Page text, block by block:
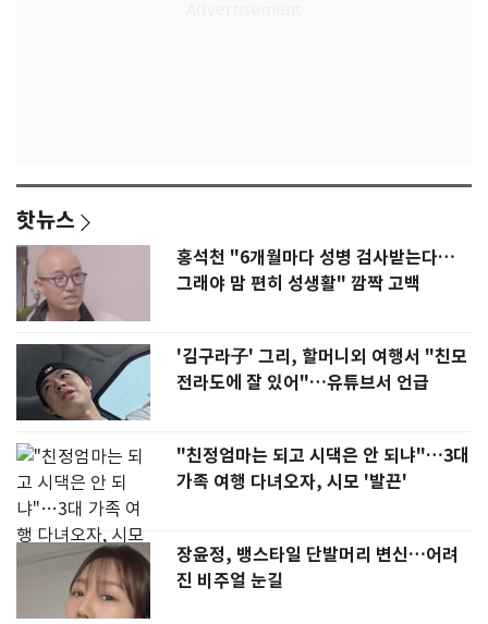
핫뉴스
홍석천 "6개월마다 성병 검사받는다…
그래야 맘 편히 성생활" 깜짝 고백
'김구라子' 그리, 할머니외 여행서 "친모
전라도에 잘 있어"…유튜브서 언급
"친정엄마는 되고 시댁은 안 되냐"…3대
가족 여행 다녀오자, 시모 '발끈'
장윤정, 뱅스타일 단발머리 변신…어려
진 비주얼 눈길